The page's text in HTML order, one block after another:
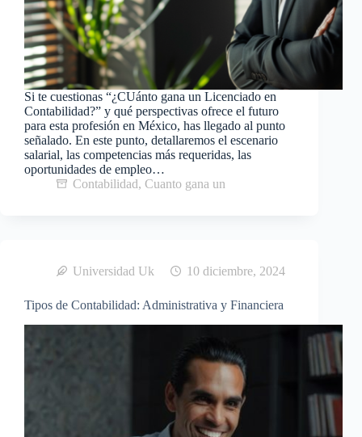
Si te cuestionas “¿CUánto gana un Licenciado en
Contabilidad?” y qué perspectivas ofrece el futuro
para esta profesión en México, has llegado al punto
señalado. En este punto, detallaremos el escenario
salarial, las competencias más requeridas, las
oportunidades de empleo…
Contabilidad, Cuanto gana un
Universidad Uk 10 diciembre, 2024
Tipos de Contabilidad: Administrativa y Financiera